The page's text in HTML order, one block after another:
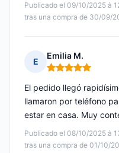
Publicado el 09/10/2025 à
tras una compra de 30/09/
E
Emilia M.
Nota: 5 de 5
Publicado el 08/10/2025 à
tras una compra de 01/10/
El pedido llegó
llamaron por teléfono
estar en casa. Muy